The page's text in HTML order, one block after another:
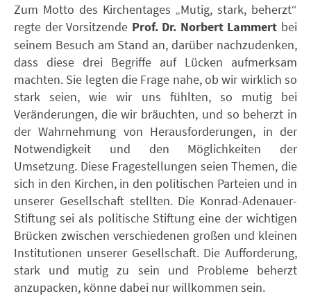
Zum Motto des Kirchentages „Mutig, stark, beherzt“
regte der Vorsitzende Prof. Dr. Norbert Lammert bei
seinem Besuch am Stand an, darüber nachzudenken,
dass diese drei Begriffe auf Lücken aufmerksam
machten. Sie legten die Frage nahe, ob wir wirklich so
stark seien, wie wir uns fühlten, so mutig bei
Veränderungen, die wir bräuchten, und so beherzt in
der Wahrnehmung von Herausforderungen, in der
Notwendigkeit und den Möglichkeiten der
Umsetzung. Diese Fragestellungen seien Themen, die
sich in den Kirchen, in den politischen Parteien und in
unserer Gesellschaft stellten. Die Konrad-Adenauer-
Stiftung sei als politische Stiftung eine der wichtigen
Brücken zwischen verschiedenen großen und kleinen
Institutionen unserer Gesellschaft. Die Aufforderung,
stark und mutig zu sein und Probleme beherzt
anzupacken, könne dabei nur willkommen sein.